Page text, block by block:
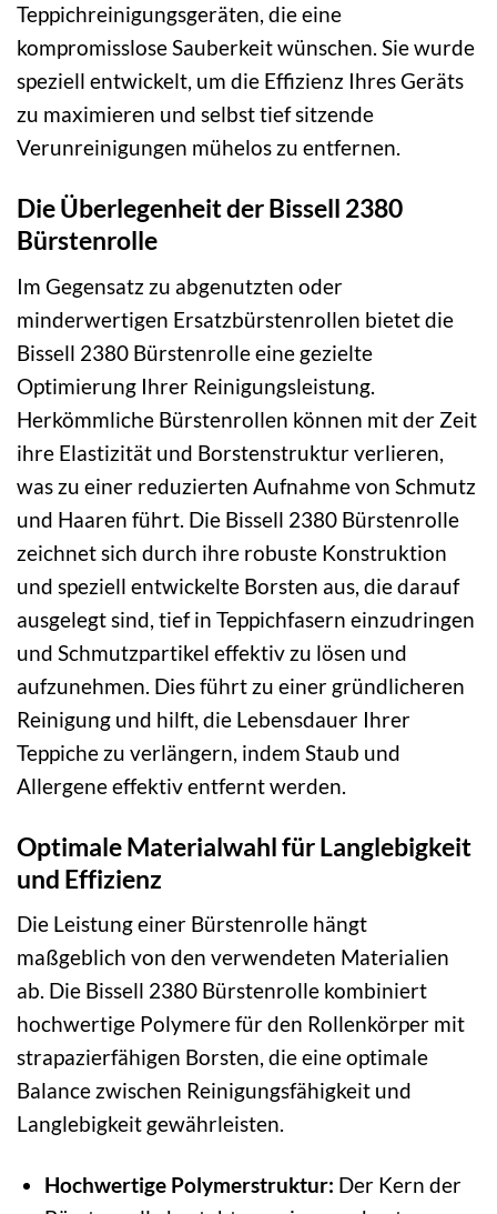
Teppichreinigungsgeräten, die eine
kompromisslose Sauberkeit wünschen. Sie wurde
speziell entwickelt, um die Effizienz Ihres Geräts
zu maximieren und selbst tief sitzende
Verunreinigungen mühelos zu entfernen.
Die Überlegenheit der Bissell 2380
Bürstenrolle
Im Gegensatz zu abgenutzten oder
minderwertigen Ersatzbürstenrollen bietet die
Bissell 2380 Bürstenrolle eine gezielte
Optimierung Ihrer Reinigungsleistung.
Herkömmliche Bürstenrollen können mit der Zeit
ihre Elastizität und Borstenstruktur verlieren,
was zu einer reduzierten Aufnahme von Schmutz
und Haaren führt. Die Bissell 2380 Bürstenrolle
zeichnet sich durch ihre robuste Konstruktion
und speziell entwickelte Borsten aus, die darauf
ausgelegt sind, tief in Teppichfasern einzudringen
und Schmutzpartikel effektiv zu lösen und
aufzunehmen. Dies führt zu einer gründlicheren
Reinigung und hilft, die Lebensdauer Ihrer
Teppiche zu verlängern, indem Staub und
Allergene effektiv entfernt werden.
Optimale Materialwahl für Langlebigkeit
und Effizienz
Die Leistung einer Bürstenrolle hängt
maßgeblich von den verwendeten Materialien
ab. Die Bissell 2380 Bürstenrolle kombiniert
hochwertige Polymere für den Rollenkörper mit
strapazierfähigen Borsten, die eine optimale
Balance zwischen Reinigungsfähigkeit und
Langlebigkeit gewährleisten.
Hochwertige Polymerstruktur: Der Kern der